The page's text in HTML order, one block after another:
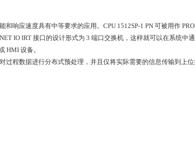
和响应速度具有中等要求的应用。CPU 1512SP-1 PN 可被用作
IO IRT 接口的设计形式为 3 端口交换机，这样就可以在系统中
HMI 设备。
过程数据进行分布式预处理，并且仅将实际需要的信息传输到上